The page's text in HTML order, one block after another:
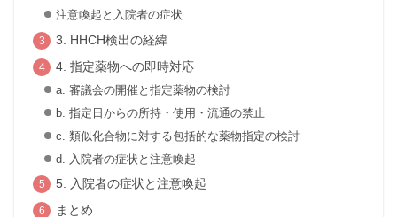
注意喚起と入院者の症状
3. HHCH検出の経緯
4. 指定薬物への即時対応
a. 審議会の開催と指定薬物の検討
b. 指定日からの所持・使用・流通の禁止
c. 類似化合物に対する包括的な薬物指定の検討
d. 入院者の症状と注意喚起
5. 入院者の症状と注意喚起
まとめ